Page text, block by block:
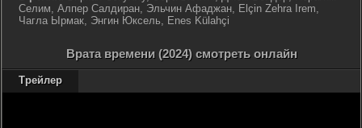
Селим, Алпер Салдиран, Эльчин Афаджан, Elçin Zehra Irem,
Чагла Ырмак, Энгин Юксель, Enes Külahçi
Врата времени (2024) смотреть онлайн
Трейлер